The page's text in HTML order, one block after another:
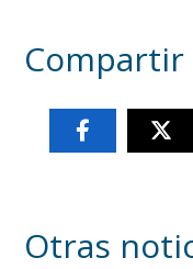
Compartir
Otras